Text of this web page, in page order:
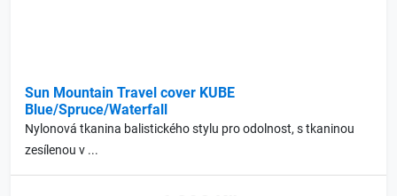
Sun Mountain Travel cover KUBE
Blue/Spruce/Waterfall
Nylonová tkanina balistického stylu pro odolnost, s tkaninou
zesílenou v ...